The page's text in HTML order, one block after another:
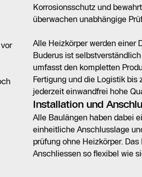
Korrosionsschutz und
überwachen unabhängige
Alle Heizkörper werden einer
Buderus ist
umfasst den kompletten
Fertigung und die Logistik bis
jederzeit einwandfrei hohe
Installation und
Alle Baulängen haben dabei
einheitliche Anschlusslage
prüfung ohne Heizkörper.
Anschliessen so flexibel wie